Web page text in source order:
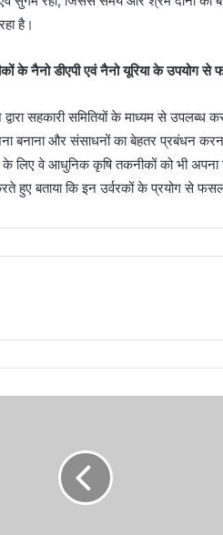
है।
के नैनो डीएपी एवं नैनो यूरिया के उपयोग से
सहकारी समितियों के माध्यम से
बनाना और संसाधनों का बेहतर प्रबंधन
के लिए वे आधुनिक कृषि तकनीकों को भी अपना
हुए बताया कि इन उर्वरकों के प्रयोग से